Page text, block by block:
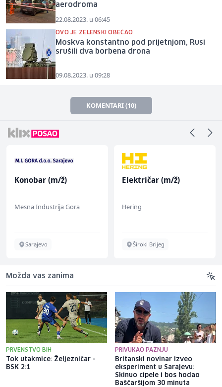
aerodroma
22.08.2023. u 06:45
OVO JE ZELENSKI OBEĆAO
Moskva konstantno pod prijetnjom, Rusi
srušili dva borbena drona
09.08.2023. u 09:28
KOMENTARI (10)
Konobar (m/ž)
Mesna Industrija Gora
Sarajevo
Električar (m/ž)
Hering
Široki Brijeg
Možda vas zanima
PRVENSTVO BIH
Tok utakmice: Željezničar -
BSK 2:1
PRIVUKAO PAŽNJU
Britanski novinar izveo
eksperiment u Sarajevu:
Skinuo cipele i bos hodao
Baščaršijom 30 minuta